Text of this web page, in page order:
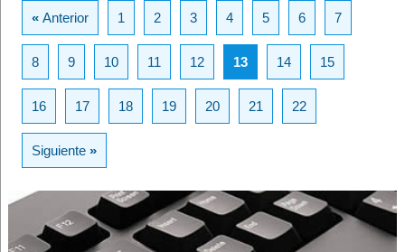
«Anterior 1 2 3 4 5 6 7
8 9 10 11 12 13 14 15
16 17 18 19 20 21 22
Siguiente»